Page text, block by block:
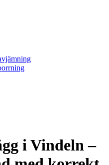
i Vindeln –